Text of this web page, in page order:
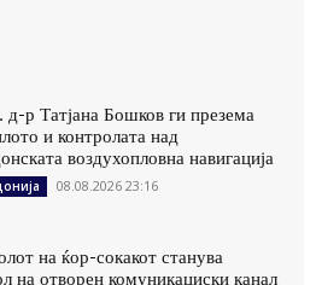
р Татјана Бошков ги презема
и контролата над
воздухопловна навигација
08.08.2026 23:16
на ќор-сокакот станува
на отворен комуникациски канал